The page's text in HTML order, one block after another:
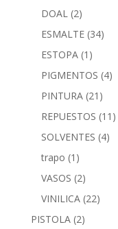
DOAL (2)
ESMALTE (34)
ESTOPA (1)
PIGMENTOS (4)
PINTURA (21)
REPUESTOS (11)
SOLVENTES (4)
trapo (1)
VASOS (2)
VINILICA (22)
PISTOLA (2)